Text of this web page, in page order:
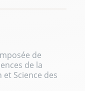
de
de la
Science des